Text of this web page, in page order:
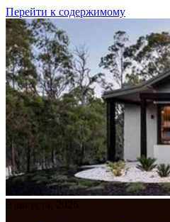
Перейти к содержимому
9 августа, 2026